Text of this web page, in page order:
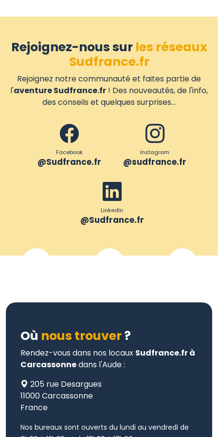
Rejoignez-nous sur les réseaux
Sudfrance.fr
Rejoignez notre communauté et faites partie de
l'aventure Sudfrance.fr ! Des nouveautés, de l'info,
des conseils et quelques surprises...
Facebook
@Sudfrance.fr
Instagram
@sudfrance.fr
LinkedIn
@Sudfrance.fr
Où nous trouver?
Rendez-vous dans nos locaux Sudfrance.fr à
Carcassonnedans l'Aude :
205 rue Desargues
11000 Carcassonne
France
Nos bureaux sont ouverts du lundi au vendredi de